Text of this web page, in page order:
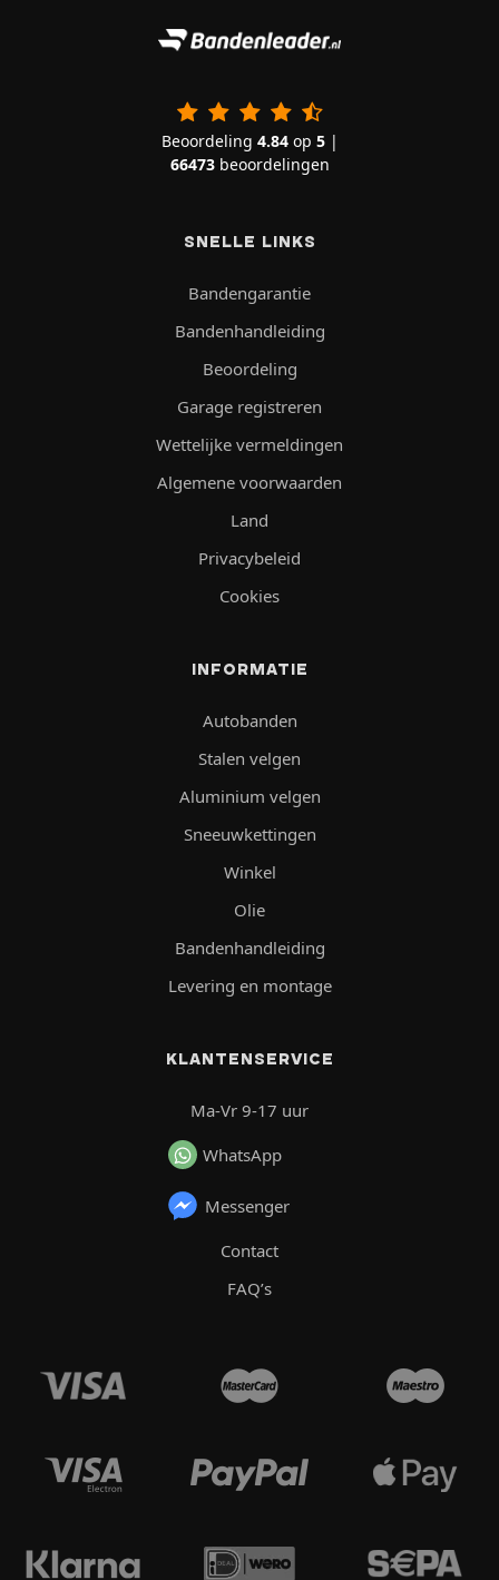
Beoordeling 4.84op 5|
66473beoordelingen
SNELLE LINKS
Bandengarantie
Bandenhandleiding
Beoordeling
Garage registreren
Wettelijke vermeldingen
Algemene voorwaarden
Land
Privacybeleid
Cookies
INFORMATIE
Autobanden
Stalen velgen
Aluminium velgen
Sneeuwkettingen
Winkel
Olie
Bandenhandleiding
Levering en montage
KLANTENSERVICE
Ma-Vr 9-17 uur
WhatsApp
Messenger
Contact
FAQ’s